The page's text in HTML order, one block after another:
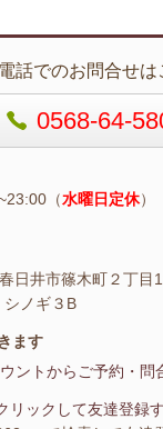
話でのお問合せは
0568-64-
（水曜日定休）
日井市篠木町２丁目
ノギ３B
ます
ントから ご予約・問
リックして友達登録